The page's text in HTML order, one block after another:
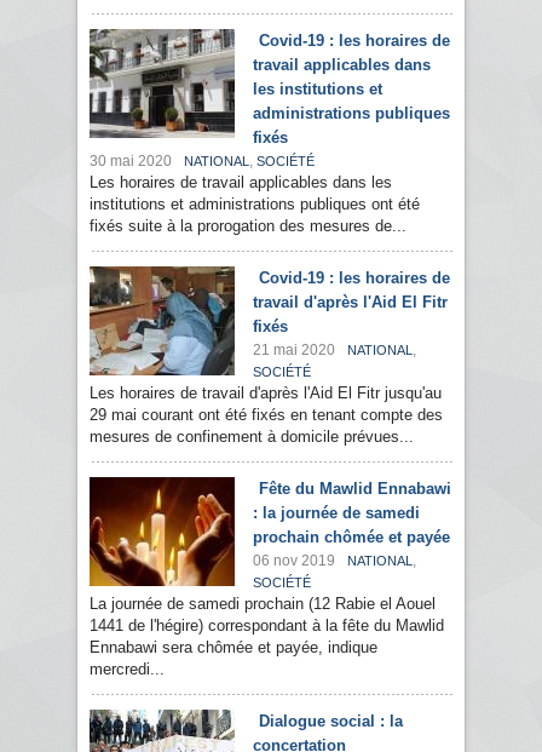
Covid-19 : les horaires de
travail applicables dans
les institutions et
administrations publiques
fixés
30 mai 2020 NATIONAL , SOCIÉTÉ
Les horaires de travail applicables dans les
institutions et administrations publiques ont été
fixés suite à la prorogation des mesures de...
Covid-19 : les horaires de
travail d'après l'Aid El Fitr
fixés
21 mai 2020 NATIONAL ,
SOCIÉTÉ
Les horaires de travail d'après l'Aid El Fitr jusqu'au
29 mai courant ont été fixés en tenant compte des
mesures de confinement à domicile prévues...
Fête du Mawlid Ennabawi
: la journée de samedi
prochain chômée et payée
06 nov 2019 NATIONAL ,
SOCIÉTÉ
La journée de samedi prochain (12 Rabie el Aouel
1441 de l'hégire) correspondant à la fête du Mawlid
Ennabawi sera chômée et payée, indique
mercredi...
Dialogue social : la
concertation